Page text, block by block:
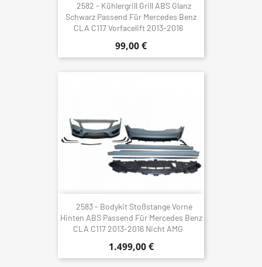
2582 - Kühlergrill Grill ABS Glanz
Schwarz Passend Für Mercedes Benz
CLA C117 Vorfacelift 2013-2016
99,00 €
2583 - Bodykit Stoßstange Vorne
Hinten ABS Passend Für Mercedes Benz
CLA C117 2013-2016 Nicht AMG
1.499,00 €